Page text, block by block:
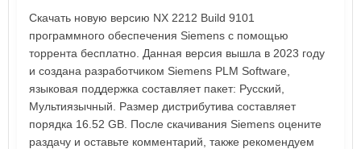
Скачать новую версию NX 2212 Build 9101
программного обеспечения Siemens с помощью
торрента бесплатно. Данная версия вышла в 2023 году
и создана разработчиком Siemens PLM Software,
языковая поддержка составляет пакет: Русский,
Мультиязычный. Размер дистрибутива составляет
порядка 16.52 GB. После скачивания Siemens оцените
раздачу и оставьте комментарий, также рекомендуем